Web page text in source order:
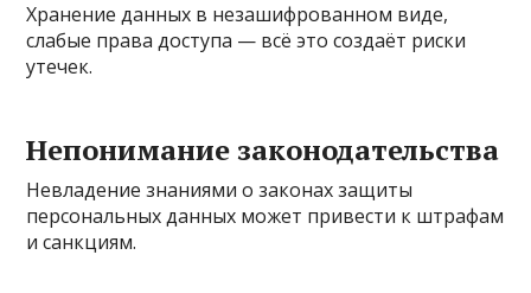
Хранение данных в незашифрованном виде,
слабые права доступа — всё это создаёт риски
утечек.
Непонимание законодательства
Невладение знаниями о законах защиты
персональных данных может привести к штрафам
и санкциям.